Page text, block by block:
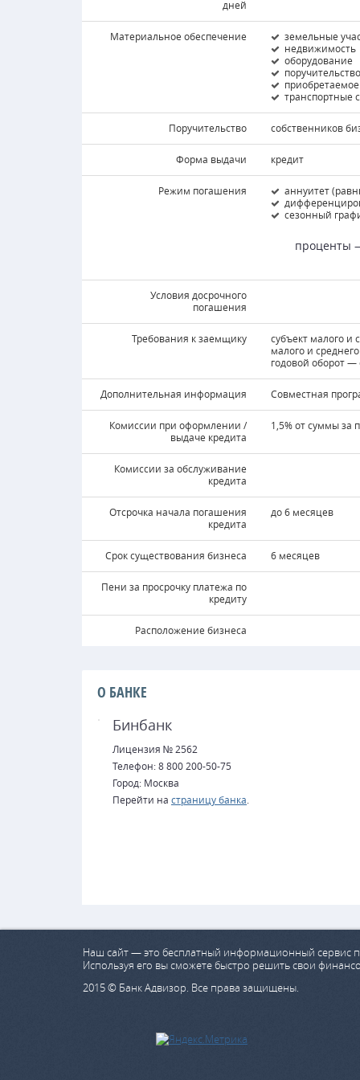
дней
Материальное обеспечение
земельные
недвижимость
оборудование
транспортные
Поручительство собственников
Форма выдачи кредит
Режим погашения
аннуитет
сезонный
проценты
Условия досрочного
погашения
Требования к заемщику
субъект малого и
малого и
годовой оборот
Дополнительная информация Совместная
Комиссии при оформлении /
выдаче кредита
1,5% от суммы за
Комиссии за обслуживание
кредита
Отсрочка начала погашения
кредита
до 6 месяцев
Срок существования бизнеса 6 месяцев
Пени за просрочку платежа по
кредиту
Расположение бизнеса
О БАНКЕ
Бинбанк
Лицензия № 2562
Телефон: 8 800 200-50-75
Город: Москва
Перейти на страницу банка.
Наш сайт — это бесплатный информационный сервис
Используя его вы сможете быстро решить свои
2015 © Банк Адвизор. Все права защищены.